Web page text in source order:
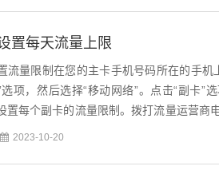
置每天流量上限
流量限制在您的主卡手机号码所在的手机
项，然后选择“移动网络”。点击“副卡”
置每个副卡的流量限制。拨打流量运营商
工客服，关闭副卡流量业务...
2023-10-20